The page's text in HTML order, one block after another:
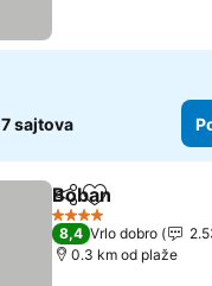
7 sajtova
Deli Dodati u
Boban
4 Zvezdice
8,4 Vrlo dobro
0.3 km od plaže